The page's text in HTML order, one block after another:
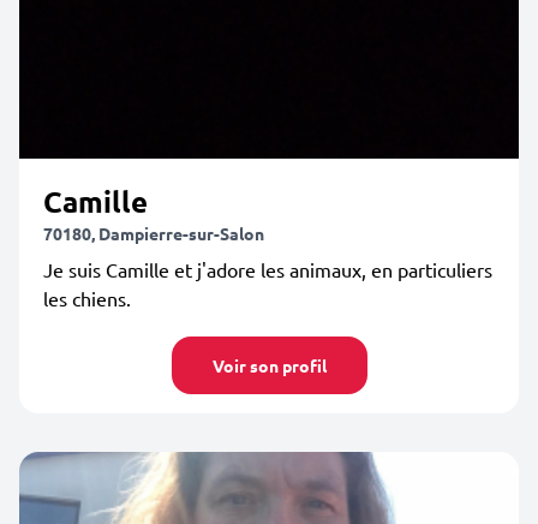
Camille
70180, Dampierre-sur-Salon
Je suis Camille et j'adore les animaux, en particuliers
les chiens.
Voir son profil